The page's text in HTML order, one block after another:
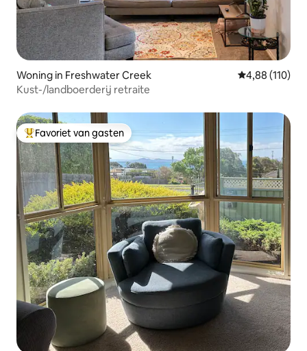
Woning in Freshwater Creek Gemiddelde
4,88 (110)
Kust-/landboerderij retraite
Topfavoriet van gasten
Favoriet van gasten